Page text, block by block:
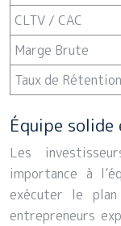
CLTV / CAC
Marge Brute
Taux de Rétention
Équipe
Les
importance à
exécuter le
entrepreneurs